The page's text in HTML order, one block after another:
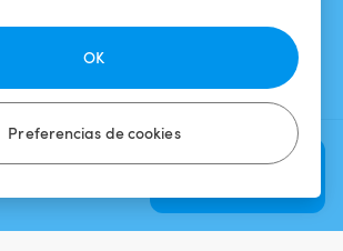
Preferencias de cookies
OK
un horario
Verificar